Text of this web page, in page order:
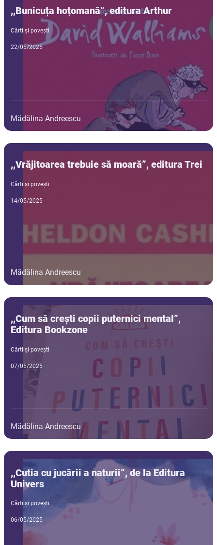
,,Bunicuța hoțomană”, editura Arthur
Cărți și povești
22/05/2025
Mădălina Andreescu
,,Vrăjitoarea trebuie să moară”, editura Trei
Cărți și povești
14/05/2025
Mădălina Andreescu
,,Cum să crești copii puternici mental”,
Editura Bookzone
Cărți și povești
07/05/2025
Mădălina Andreescu
,,Cutia cu jucării a naturii”, de la Editura
Univers
Cărți și povești
06/05/2025